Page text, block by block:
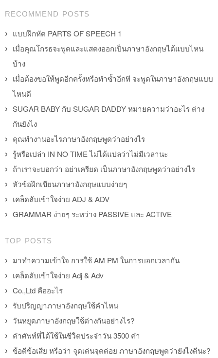
RECOMMEND POSTS
แบบฝึกหัด PARTS OF SPEECH 1
เมื่อคุณโกรธจะพูดและแสดงออกเป็นภาษาอังกฤษได้แบบไหน
บ้าง
เมื่อต้องขอให้พูดอีกครั้งหรือทำซ้ำอีกที จะพูดในภาษาอังกฤษแบบ
ไหนดี
SUGAR BABY กับ SUGAR DADDY หมายความว่าอะไร ต่าง
กันยังไง
คุณทำงานอะไรภาษาอังกฤษพูดว่าอย่างไร
รู้หรือเปล่า IN NO TIME ไม่ได้แปลว่าไม่มีเวลานะ
ถ้าเราจะบอกว่า อย่าเครียด เป็นภาษาอังกฤษพูดว่าอย่างไร
หัวข้อฝึกเขียนภาษาอังกฤษแบบง่ายๆ
เคล็ดลับเข้าใจง่าย ADJ & ADV
GRAMMAR ง่ายๆ ระหว่าง PASSIVE และ ACTIVE
TOP POSTS
มาทำความเข้าใจ การใช้ AM PM ในการบอกเวลากัน
เคล็ดลับเข้าใจง่าย Adj & Adv
Co.,Ltd คืออะไร
รับปริญญาภาษาอังกฤษใช้คำไหน
วันหยุดภาษาอังกฤษใช้ต่างกันอย่างไร?
คำศัพท์ที่ได้ใช้ในชีวิตประจำวัน 3500 คำ
ข้อดีข้อเสีย หรือว่า จุดเด่นจุดด่อย ภาษาอังกฤษพูดว่ายังไงดีนะ?